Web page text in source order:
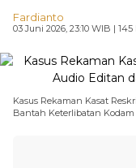
Fardianto
03 Juni 2026, 23:10 WIB |
Kasus Rekaman Kasat
Bantah Keterlibatan Kodam